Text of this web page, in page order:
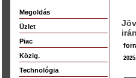
Megoldás
Üzlet
Piac
Közig.
Technológia